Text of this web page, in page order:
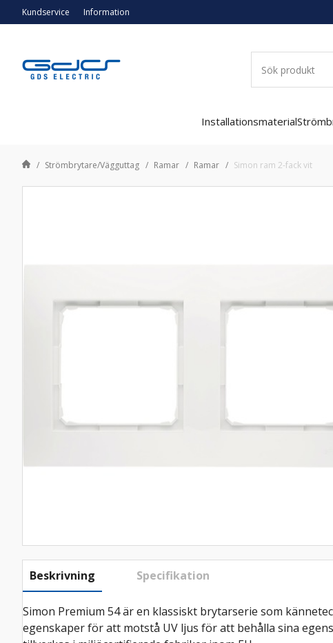
Kundservice Information
Installationsmaterial
Strömbrytare/Vägguttag Ramar Ramar Simon ram 2-fack vit
Beskrivning Specifikation
Simon Premium 54 är en klassiskt brytarserie som
egenskaper för att motstå UV ljus för att behålla sina